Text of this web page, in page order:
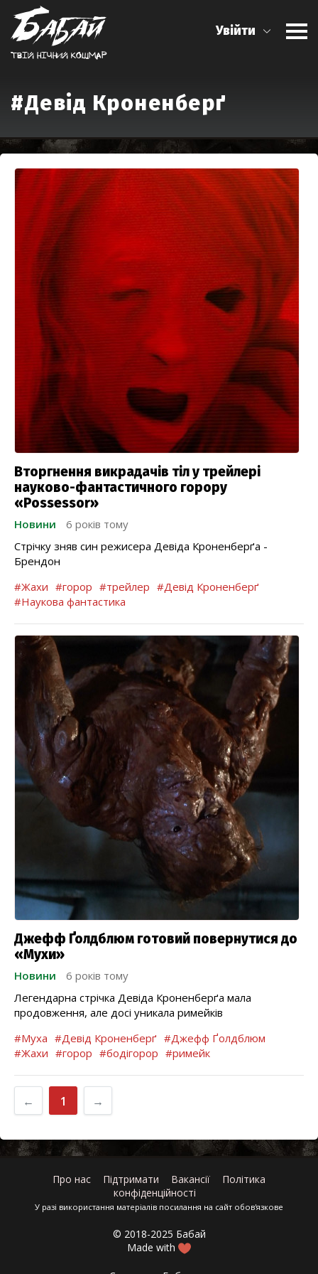
Твiй нiчний кошмар
Увійти
#Девід Кроненберґ
Вторгнення викрадачів тіл у трейлері
науково-фантастичного горору
«Possessor»
Новини
6 років тому
Стрічку зняв син режисера Девіда Кроненберґа -
Брендон
#Жахи #горор #трейлер #Девід Кроненберґ
#Наукова фантастика
Джефф Ґолдблюм готовий повернутися до
«Мухи»
Новини
6 років тому
Легендарна стрічка Девіда Кроненберґа мала
продовження, але досі уникала римейків
#Муха #Девід Кроненберґ #Джефф Ґолдблюм
#Жахи #горор #бодігорор #римейк
← 1 →
Про нас Підтримати Вакансії
Політика
конфіденційності
У разі використання матеріалів посилання на сайт обов'язкове
© 2018-2025 Бабай
Made with